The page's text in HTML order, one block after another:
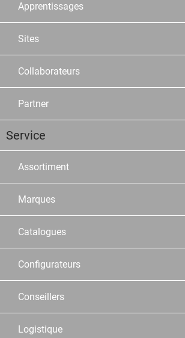
Apprentissages
Sites
Collaborateurs
Partner
Service
Assortiment
Marques
Catalogues
Configurateurs
Conseillers
Logistique